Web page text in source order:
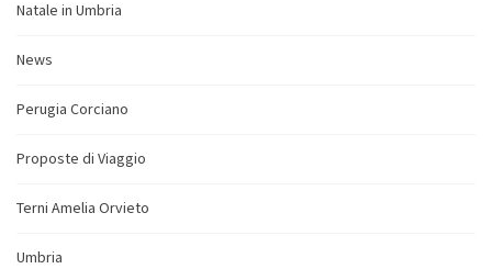
Natale in Umbria
News
Perugia Corciano
Proposte di Viaggio
Terni Amelia Orvieto
Umbria